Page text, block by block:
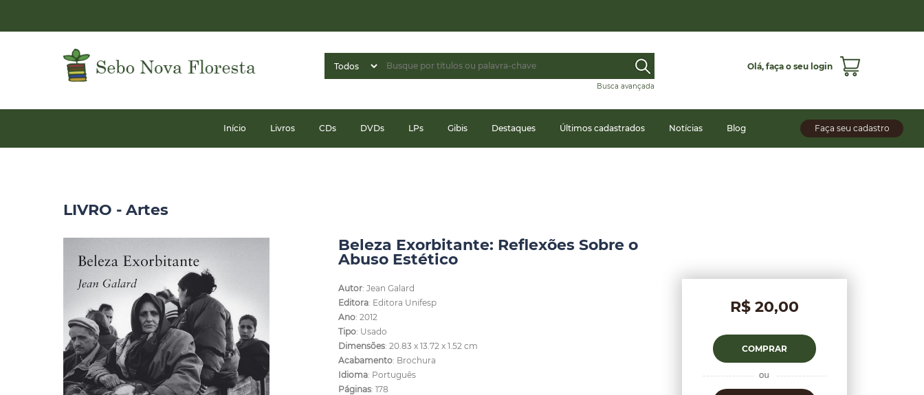
Busca avançada
Olá, faça o seu login
Faça seu cadastro
Início Livros CDs DVDs LPs Gibis Destaques Últimos cadastrados Notícias Blog
LIVRO - Artes
Beleza Exorbitante: Reflexões Sobre o
Abuso Estético
Autor: Jean Galard
Editora: Editora Unifesp
Ano: 2012
Tipo: Usado
Dimensões: 20.83 x 13.72 x 1.52 cm
Acabamento: Brochura
Idioma: Português
Páginas: 178
R$ 20,00
COMPRAR